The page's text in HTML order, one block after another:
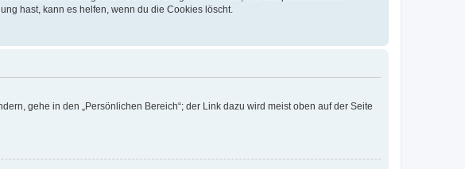
hast, kann es helfen, wenn du die Cookies löscht.
gehe in den „Persönlichen Bereich“; der Link dazu wird meist oben auf der Seite